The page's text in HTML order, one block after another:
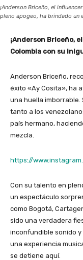
¡Anderson Briceño, el
pleno apogeo, ha brindado un
¡Anderson Briceño,
Colombia con su
Anderson Briceño,
éxito «Ay Cosita», ha
una huella
tanto a los
país hermano,
mezcla.
https://
Con su talento en
un espectáculo
como Bogotá,
sido una verdadera
inconfundible sonido
una experiencia
se detiene aquí.